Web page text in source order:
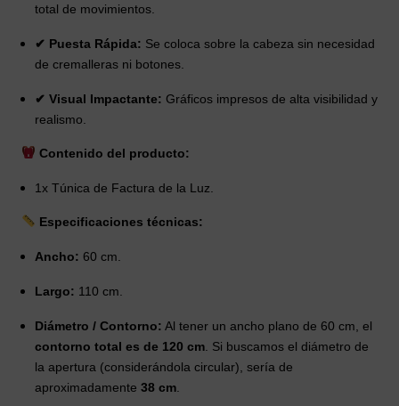
total de movimientos.
✔ Puesta Rápida: Se coloca sobre la cabeza sin necesidad
de cremalleras ni botones.
✔ Visual Impactante: Gráficos impresos de alta visibilidad y
realismo.
Contenido del producto:
1x Túnica de Factura de la Luz.
Especificaciones técnicas:
Ancho: 60 cm.
Largo: 110 cm.
Diámetro / Contorno: Al tener un ancho plano de 60 cm, el
contorno total es de 120 cm . Si buscamos el diámetro de
la apertura (considerándola circular), sería de
aproximadamente 38 cm